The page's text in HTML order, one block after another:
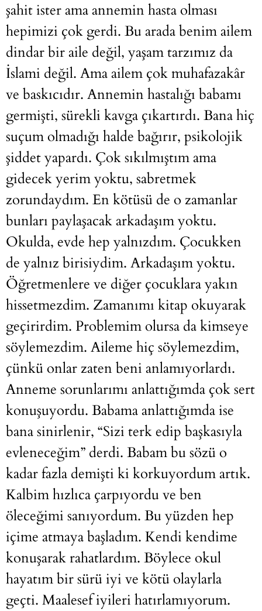
şahit ister ama annemin hasta olması
hepimizi çok gerdi. Bu arada benim ailem
dindar bir aile değil, yaşam tarzımız da
İslami değil. Ama ailem çok muhafazakâr
ve baskıcıdır. Annemin hastalığı babamı
germişti, sürekli kavga çıkartırdı. Bana hiç
suçum olmadığı halde bağırır, psikolojik
şiddet yapardı. Çok sıkılmıştım ama
gidecek yerim yoktu, sabretmek
zorundaydım. En kötüsü de o zamanlar
bunları paylaşacak arkadaşım yoktu.
Okulda, evde hep yalnızdım. Çocukken
de yalnız birisiydim. Arkadaşım yoktu.
Öğretmenlere ve diğer çocuklara yakın
hissetmezdim. Zamanımı kitap okuyarak
geçirirdim. Problemim olursa da kimseye
söylemezdim. Aileme hiç söylemezdim,
çünkü onlar zaten beni anlamıyorlardı.
Anneme sorunlarımı anlattığımda çok sert
konuşuyordu. Babama anlattığımda ise
bana sinirlenir, “Sizi terk edip başkasıyla
evleneceğim” derdi. Babam bu sözü o
kadar fazla demişti ki korkuyordum artık.
Kalbim hızlıca çarpıyordu ve ben
öleceğimi sanıyordum. Bu yüzden hep
içime atmaya başladım. Kendi kendime
konuşarak rahatlardım. Böylece okul
hayatım bir sürü iyi ve kötü olaylarla
geçti. Maalesef iyileri hatırlamıyorum.